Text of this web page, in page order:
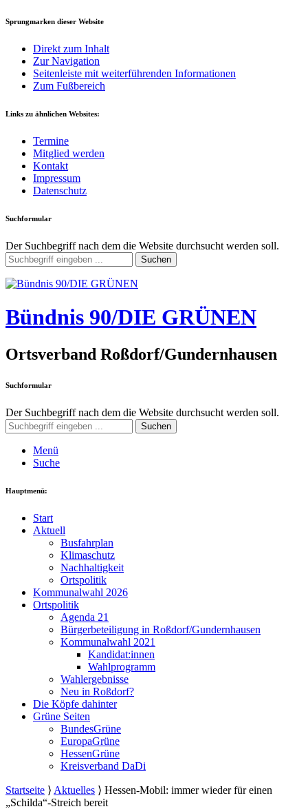
Sprungmarken dieser Website
Direkt zum Inhalt
Zur Navigation
Seitenleiste mit weiterführenden Informationen
Zum Fußbereich
Links zu ähnlichen Websites:
Termine
Mitglied werden
Kontakt
Impressum
Datenschutz
Suchformular
Der Suchbegriff nach dem die Website durchsucht werden soll.
Suchen
Bündnis 90/DIE GRÜNEN
Ortsverband Roßdorf/Gundernhausen
Suchformular
Der Suchbegriff nach dem die Website durchsucht werden soll.
Suchen
Menü
Suche
Hauptmenü:
Start
Aktuell
Busfahrplan
Klimaschutz
Nachhaltigkeit
Ortspolitik
Kommunalwahl 2026
Ortspolitik
Agenda 21
Bürgerbeteiligung in Roßdorf/Gundernhausen
Kommunalwahl 2021
Kandidat:innen
Wahlprogramm
Wahlergebnisse
Neu in Roßdorf?
Die Köpfe dahinter
Grüne Seiten
BundesGrüne
EuropaGrüne
HessenGrüne
Kreisverband DaDi
Startseite ⟩ Aktuelles ⟩ Hessen-Mobil: immer wieder für einen
„Schilda“-Streich bereit